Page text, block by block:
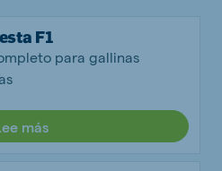
F1
para gallinas
más